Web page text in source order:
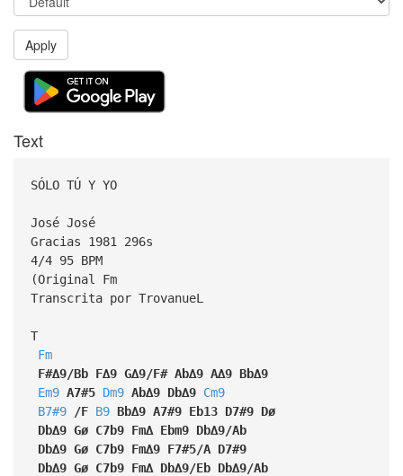
Apply
Text
SÓLO TÚ Y YO
José José
Gracias 1981 296s
4/4 95 BPM
(Original Fm
Transcrita por TrovanueL
T
Fm
F#∆9/Bb F∆9 G∆9/F# Ab∆9 A∆9 Bb∆9
Em9 A7#5 Dm9 Ab∆9 Db∆9 Cm9
B7#9
/F B9 Bb∆9 A7#9 Eb13 D7#9 Dø
Db∆9 Gø C7b9 Fm∆ Ebm9 Db∆9/Ab
Db∆9 Gø C7b9 Fm∆9 F7#5/A D7#9
Db∆9 Gø C7b9 Fm∆ Db∆9/Eb Db∆9/Ab